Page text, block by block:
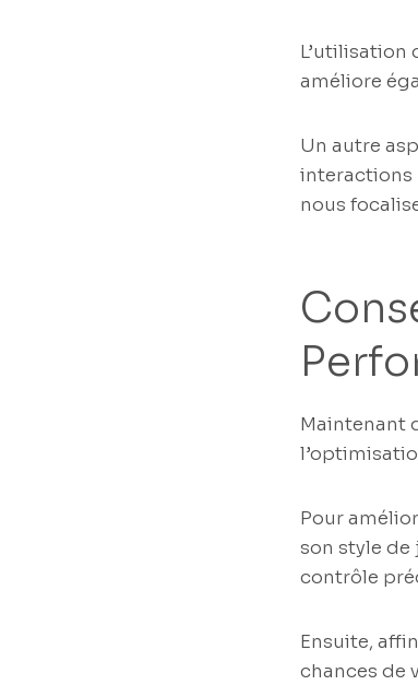
L’utilisation
améliore
Un autre
interactions
nous
Maintenant
Pour
son style
contrôle
Ensuite,
chances de